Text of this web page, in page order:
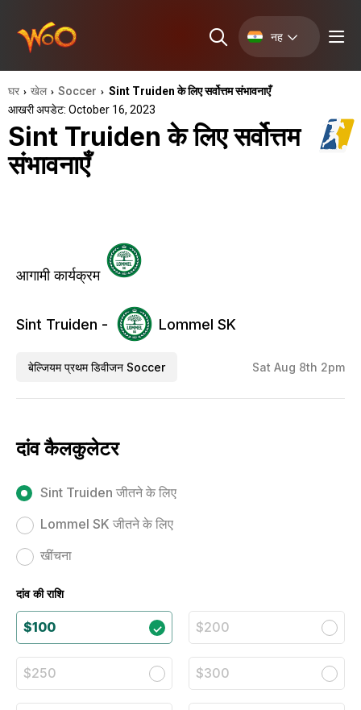
नह
घर › खेल › Soccer › Sint Truiden के लिए सर्वोत्तम संभावनाएँ
आखरी अपडेट: October 16, 2023
Sint Truiden के लिए सर्वोत्तम
संभावनाएँ
आगामी कार्यक्रम
Sint Truiden - Lommel SK
बेल्जियम प्रथम डिवीजन Soccer Sat Aug 8th 2pm
दांव कैलकुलेटर
Sint Truiden जीतने के लिए
Lommel SK जीतने के लिए
खींचना
दांव की राशि
$100 $200
$250 $300